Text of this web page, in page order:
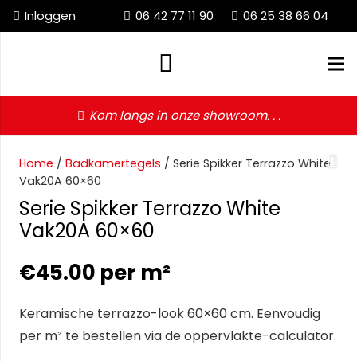
Inloggen 06 42 77 11 90 06 25 38 66 04
Kom langs in onze showroom. . .
Home / Badkamertegels / Serie Spikker Terrazzo White
Vak20A 60×60
Serie Spikker Terrazzo White
Vak20A 60×60
€45.00 per m²
Keramische terrazzo-look 60×60 cm. Eenvoudig
per m² te bestellen via de oppervlakte-calculator.